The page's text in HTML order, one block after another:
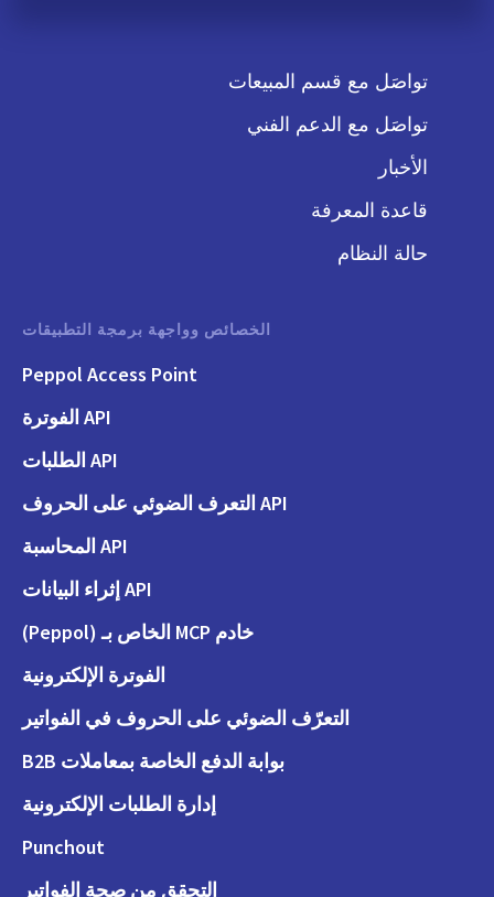
تواصَل مع قسم المبيعات
تواصَل مع الدعم الفني
الأخبار
قاعدة المعرفة
حالة النظام
الخصائص وواجهة برمجة التطبيقات
Peppol Access Point
API الفوترة
API الطلبات
API التعرف الضوئي على الحروف
API المحاسبة
API إثراء البيانات
خادم MCP الخاص بـ (Peppol)
الفوترة الإلكترونية
التعرّف الضوئي على الحروف في الفواتير
بوابة الدفع الخاصة بمعاملات B2B
إدارة الطلبات الإلكترونية
Punchout
التحقق من صحة الفواتير